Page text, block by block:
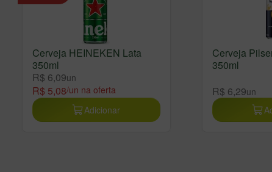
Cerveja HEINEKEN Lata
350ml
R$ 6,09un
R$ 5,08/un na oferta
Adicionar
Cerveja
350ml
R$ 6,29un